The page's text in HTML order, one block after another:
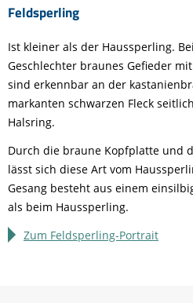
Feldsperling
Ist kleiner als der Haussperling.
Geschlechter braunes Gefieder
sind erkennbar an der
markanten schwarzen Fleck
Halsring.
Durch die braune Kopfplatte und
lässt sich diese Art vom
Gesang besteht aus einem
als beim Haussperling.
Zum Feldsperling-Portrait